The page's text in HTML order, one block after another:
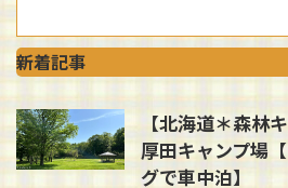
新着記事
【北海道＊森林
厚田キャンプ場
グで車中泊】